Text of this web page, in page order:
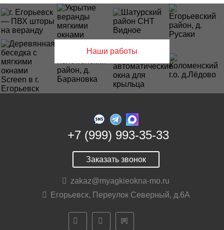
Наши работы
+7 (999) 993-35-33
Заказать звонок
zakaz@myagkieokna-mo.ru
Егорьевск, Переулок Северный, д.6А